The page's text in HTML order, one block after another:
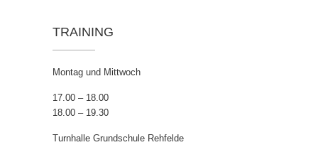
TRAINING
Montag und Mittwoch
17.00 – 18.00
18.00 – 19.30
Turnhalle Grundschule Rehfelde